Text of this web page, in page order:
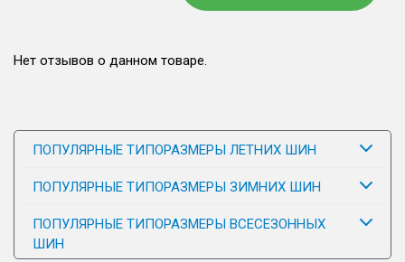
Нет отзывов о данном товаре.
ПОПУЛЯРНЫЕ ТИПОРАЗМЕРЫ ЛЕТНИХ ШИН
ПОПУЛЯРНЫЕ ТИПОРАЗМЕРЫ ЗИМНИХ ШИН
ПОПУЛЯРНЫЕ ТИПОРАЗМЕРЫ ВСЕСЕЗОННЫХ
ШИН